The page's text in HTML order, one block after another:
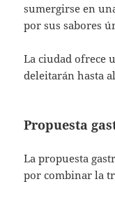
sumergirse en
por sus sabores
La ciudad ofrece
deleitarán hasta
Propuesta
La propuesta
por combinar la